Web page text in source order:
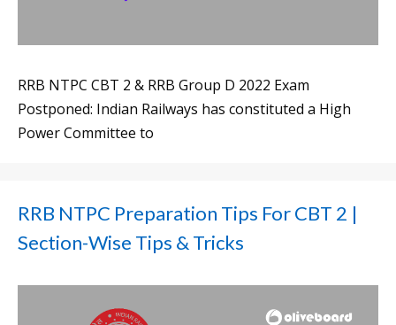
RRB NTPC CBT 2 & RRB Group D 2022 Exam
Postponed: Indian Railways has constituted a High
Power Committee to
RRB NTPC Preparation Tips For CBT 2 |
Section-Wise Tips & Tricks